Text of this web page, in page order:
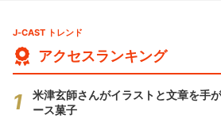
J-CAST トレンド
アクセスランキング
米津玄師さんがイラストと文章を手
ース菓子